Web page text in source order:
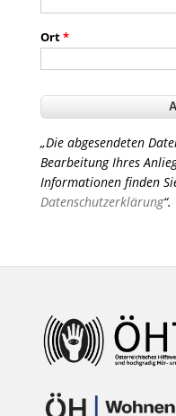
Ort*
„Die abgesendeten
Bearbeitung Ihres
Informationen finden
Datenschutzerklärung“.